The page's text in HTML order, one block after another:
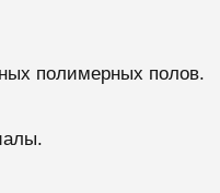
полимерных полов.